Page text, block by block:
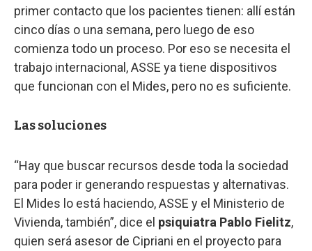
primer contacto que los pacientes tienen: allí están
cinco días o una semana, pero luego de eso
comienza todo un proceso. Por eso se necesita el
trabajo internacional, ASSE ya tiene dispositivos
que funcionan con el Mides, pero no es suficiente.
Las soluciones
“Hay que buscar recursos desde toda la sociedad
para poder ir generando respuestas y alternativas.
El Mides lo está haciendo, ASSE y el Ministerio de
Vivienda, también”, dice el psiquiatra Pablo Fielitz,
quien será asesor de Cipriani en el proyecto para